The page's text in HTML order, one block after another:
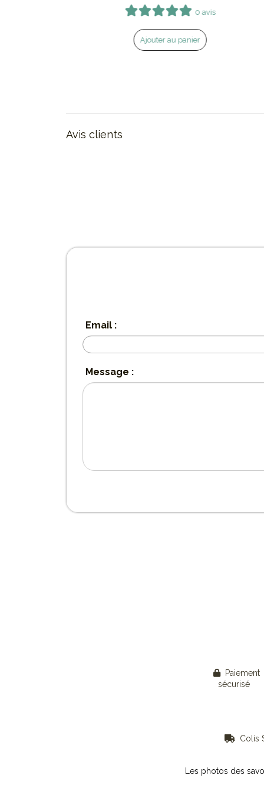
Ajouter au panier
Avis clients
Email :
Message :
Paiement
sécurisé
Colis
Les photos des